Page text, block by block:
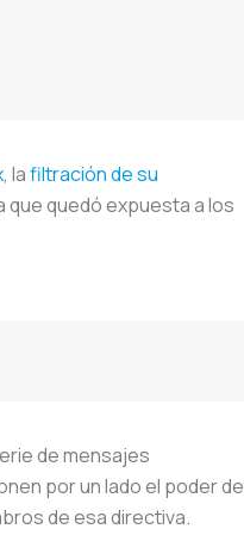
, lafiltración de su
que quedó expuesta a los
de mensajes
por un lado el poder de
de esa directiva.